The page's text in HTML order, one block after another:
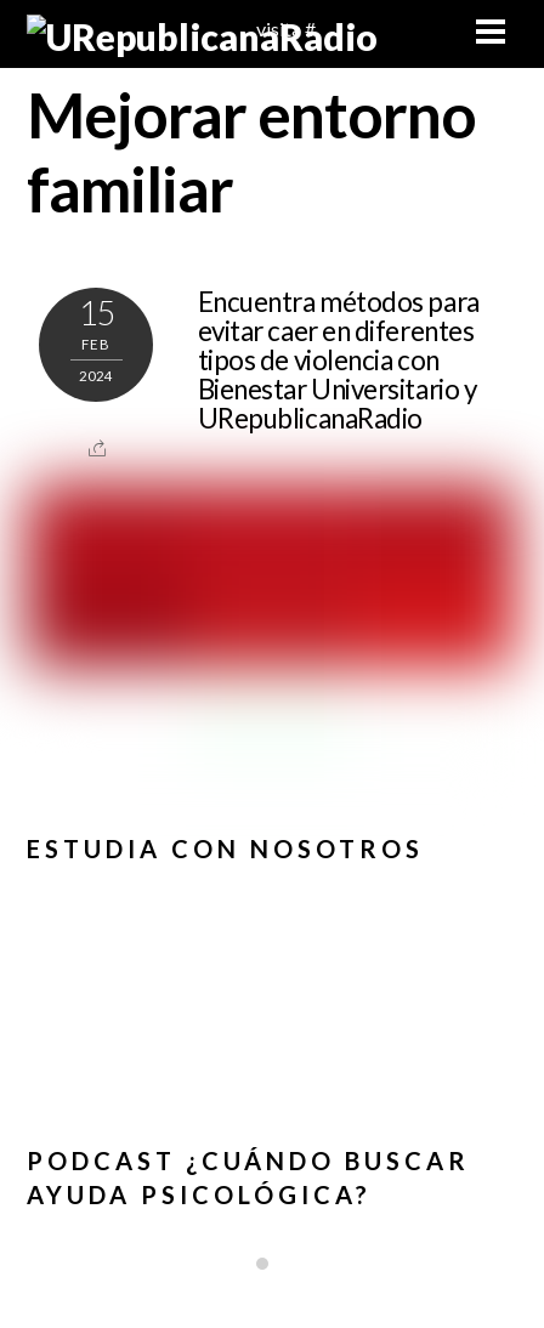
Skip
visita #
Mejorar entorno
familiar
15
FEB
2024
Encuentra métodos para
evitar caer en diferentes
tipos de violencia con
Bienestar Universitario y
URepublicanaRadio
ESTUDIA CON NOSOTROS
PODCAST ¿CUÁNDO BUSCAR
AYUDA PSICOLÓGICA?